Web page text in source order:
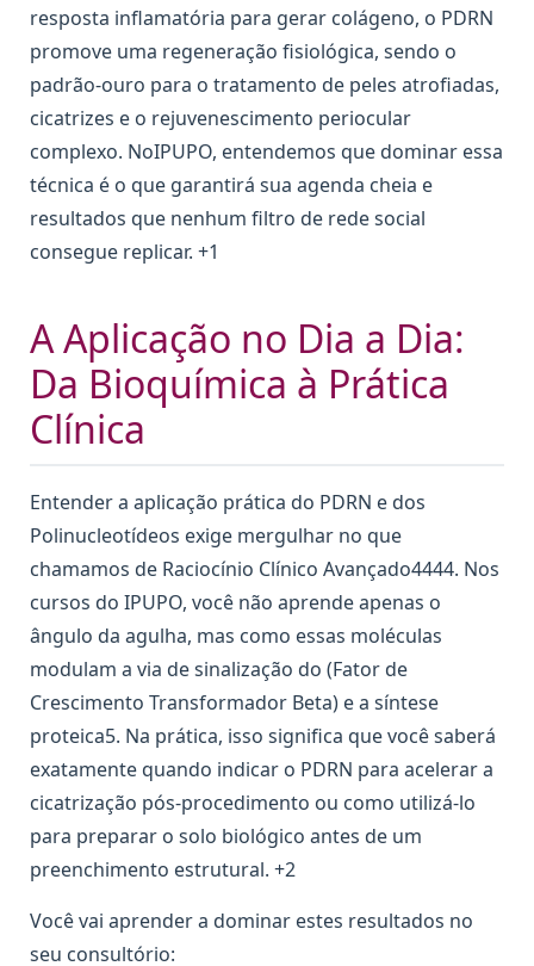
resposta inflamatória para gerar colágeno, o PDRN
promove uma regeneração fisiológica, sendo o
padrão-ouro para o tratamento de peles atrofiadas,
cicatrizes e o rejuvenescimento periocular
complexo. NoIPUPO, entendemos que dominar essa
técnica é o que garantirá sua agenda cheia e
resultados que nenhum filtro de rede social
consegue replicar. +1
A Aplicação no Dia a Dia:
Da Bioquímica à Prática
Clínica
Entender a aplicação prática do PDRN e dos
Polinucleotídeos exige mergulhar no que
chamamos de Raciocínio Clínico Avançado4444. Nos
cursos do IPUPO, você não aprende apenas o
ângulo da agulha, mas como essas moléculas
modulam a via de sinalização do (Fator de
Crescimento Transformador Beta) e a síntese
proteica5. Na prática, isso significa que você saberá
exatamente quando indicar o PDRN para acelerar a
cicatrização pós-procedimento ou como utilizá-lo
para preparar o solo biológico antes de um
preenchimento estrutural. +2
Você vai aprender a dominar estes resultados no
seu consultório: